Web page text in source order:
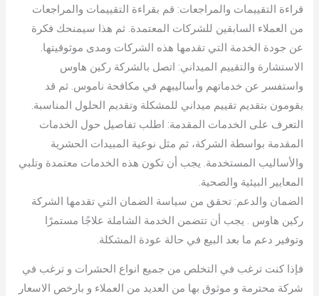
قراءة التقييمات والمراجعات: قم بقراءة التقييمات والمراجعات
من العملاء السابقين للشركات المعتمدة. ثم هذا سيمنحك فكرة
عن جودة الخدمة التي تقدمها هذه الشركات ومدى موثوقيتها.
الاستشارة والتقييم الميداني: اتصل بالشركة ركين هاوس
واستفسر عن خدماتهم وأساليبهم في مكافحة ناموس. ثم قد
يقومون بتقديم تقييم ميداني للمشكلة وتقديم الحلول المناسبة.
التعرف على الخدمات المقدمة: اطلب تفاصيل حول الخدمات
المقدمة بواسطة الشركة، ثم مثل نوعية المبيدات الحشرية
والأساليب المستخدمة. يجب أن تكون هذه الخدمات معتمدة وتلبي
المعايير البيئية والصحية.
الضمان والدعم: تحقق من سياسة الضمان التي تقدمها الشركة
ركين هاوس . يجب أن تتضمن الخدمة الشاملة علاجًا مستمرًا
وتوفير دعم ما بعد البيع في حالة عودة المشكلة.
فإذا كنت ترغب في التخلص من جميع انواع الحشرات و ترغب في
شركة محترمة و موثوق بها من العديد من العملاء و بارخص الاسعار